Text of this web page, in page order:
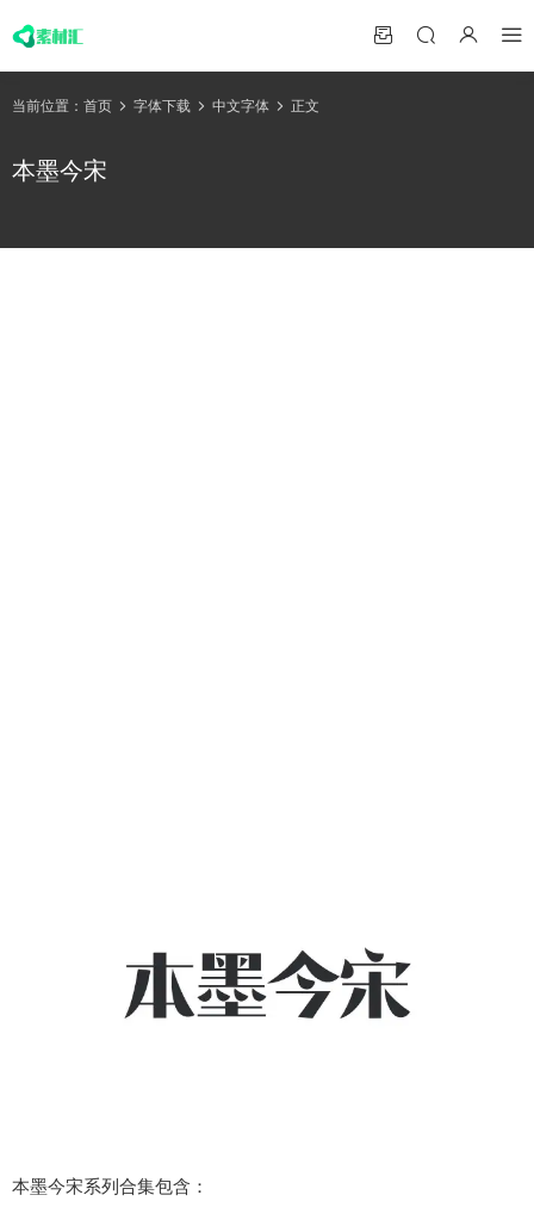
当前位置： 首页 字体下载 中文字体 正文
本墨今宋
本墨今宋系列合集包含：